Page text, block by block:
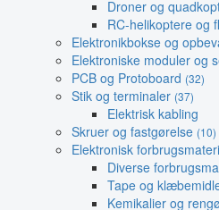
Droner og
RC-helikoptere og
Elektronikbokse og
Elektroniske moduler og
PCB og Protoboard (32)
Stik og terminaler (37)
Elektrisk kabling
Skruer og fastgørelse (10)
Elektronisk
Diverse
Tape og
Kemikalier og